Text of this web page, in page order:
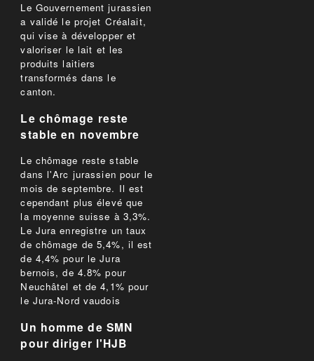
Le Gouvernement jurassien
a validé le projet Créalait,
qui vise à développer et
valoriser le lait et les
produits laitiers
transformés dans le
canton.
Le chômage reste
stable en novembre
Le chômage reste stable
dans l'Arc jurassien pour le
mois de septembre. Il est
cependant plus élevé que
la moyenne suisse à 3,3%.
Le Jura enregistre un taux
de chômage de 5,4%, il est
de 4,4% pour le Jura
bernois, de 4.8% pour
Neuchâtel et de 4,1% pour
le Jura-Nord vaudois
Un homme de SMN
pour diriger l'HJB